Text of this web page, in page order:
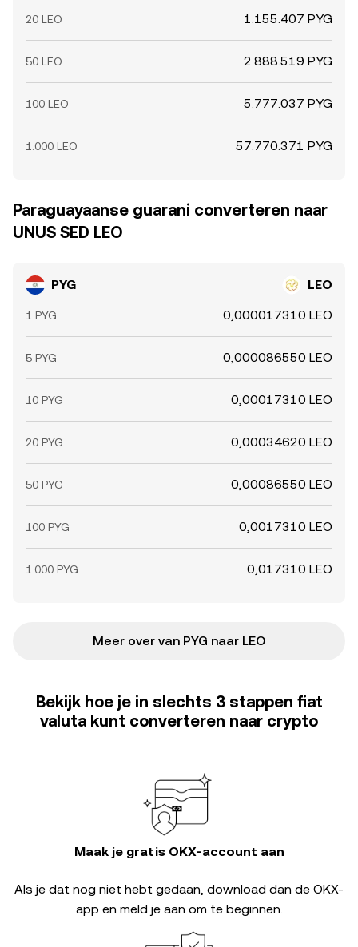
20 LEO 1.155.407 PYG
50 LEO 2.888.519 PYG
100 LEO 5.777.037 PYG
1.000 LEO 57.770.371 PYG
Paraguayaanse guarani converteren naar
UNUS SED LEO
PYG LEO
1 PYG 0,000017310 LEO
5 PYG 0,000086550 LEO
10 PYG 0,00017310 LEO
20 PYG 0,00034620 LEO
50 PYG 0,00086550 LEO
100 PYG 0,0017310 LEO
1.000 PYG 0,017310 LEO
Meer over van PYG naar LEO
Bekijk hoe je in slechts 3 stappen fiat
valuta kunt converteren naar crypto
Maak je gratis OKX-account aan
Als je dat nog niet hebt gedaan, download dan de OKX-
app en meld je aan om te beginnen.